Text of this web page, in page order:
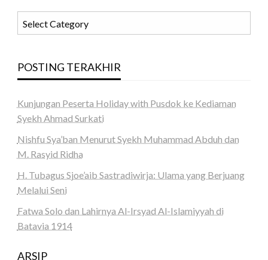
POSTING TERAKHIR
Kunjungan Peserta Holiday with Pusdok ke Kediaman
Syekh Ahmad Surkati
Nishfu Sya’ban Menurut Syekh Muhammad Abduh dan
M. Rasyid Ridha
H. Tubagus Sjoe’aib Sastradiwirja: Ulama yang Berjuang
Melalui Seni
Fatwa Solo dan Lahirnya Al-Irsyad Al-Islamiyyah di
Batavia 1914
ARSIP